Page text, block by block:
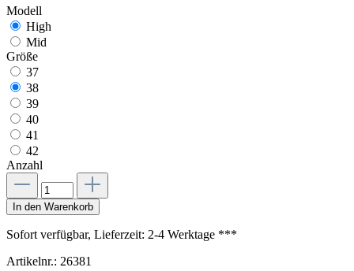
Modell
High
Mid
Größe
37
38
39
40
41
42
Anzahl
In den Warenkorb
Sofort verfügbar, Lieferzeit: 2-4 Werktage ***
Artikelnr.: 26381